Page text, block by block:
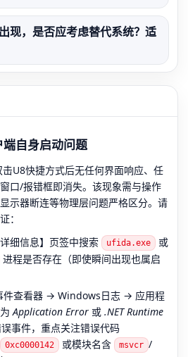
现，是否应考虑替代系统？适
自身启动问题
击U8快捷方式后无任何界面响应、任
口/报错框即消失。该现象需与操作
示器断连等物理层问题严格区分。请
：
细信息】页签中搜索
ufida.exe 或
进程是否存在（即使瞬间出现也属启
件查看器 → Windows日志 → 应用程
为Application Error 或 .NET Runtime
事件，重点关注错误代码
0xc0000142 或模块名含 msvcr /